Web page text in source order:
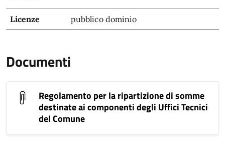
Licenze pubblico dominio
Documenti
Regolamento per la ripartizione di somme
destinate ai componenti degli Uffici Tecnici
del Comune